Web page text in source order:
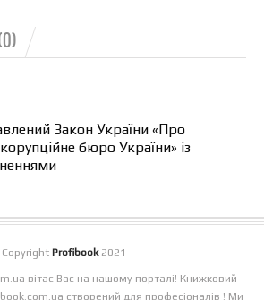
Закон України «Про
бюро України» із
Copyright Profibook2021
вітає Вас на нашому порталі! Книжковий
створений для професіоналів ! Ми